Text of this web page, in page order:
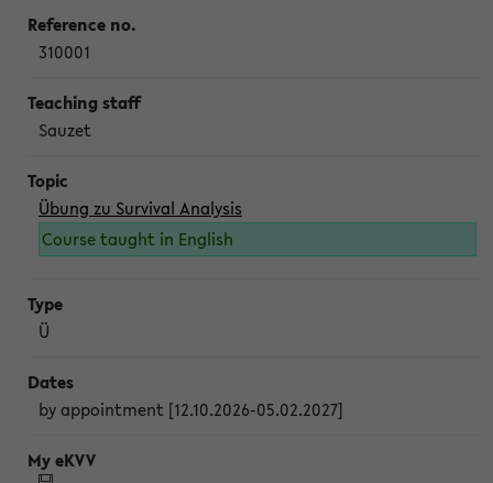
310001
Sauzet
Übung zu Survival Analysis
Course taught in English
Ü
by appointment [12.10.2026-05.02.2027]